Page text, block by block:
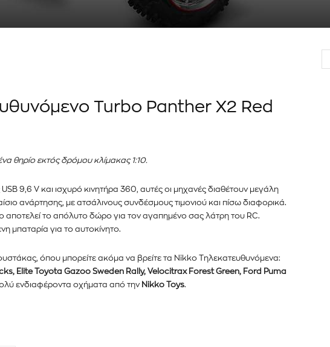
και ενημερωθείτε
θα σας στείλουμε ανεπιθύμητα μηνύματα. Οι πληροφορίες
Turbo Panther X2 Red
θηρίο εκτός δρόμου κλίμακας 1:10.
9,6 V και ισχυρό κινητήρα 360, αυτές οι μηχανές διαθέτουν μεγάλη
ανάρτησης, με ατσάλινους συνδέσμους τιμονιού και πίσω διαφορικά.
αποτελεί το απόλυτο δώρο για τον αγαπημένο σας λάτρη του RC.
μπαταρία για το αυτοκίνητο.
όπου μπορείτε ακόμα να βρείτε τα Nikko Τηλεκατευθυνόμενα:
Elite Toyota Gazoo Sweden Rally, Velocitrax Forest Green, Ford Puma
ενδιαφέροντα οχήματα από την Nikko Toys.